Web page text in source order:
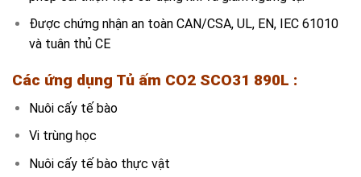
Được chứng nhận an toàn CAN/CSA, UL, EN, IEC 61010
và tuân thủ CE
Các ứng dụng Tủ ấm CO2 SCO31 890L :
Nuôi cấy tế bào
Vi trùng học
Nuôi cấy tế bào thực vật